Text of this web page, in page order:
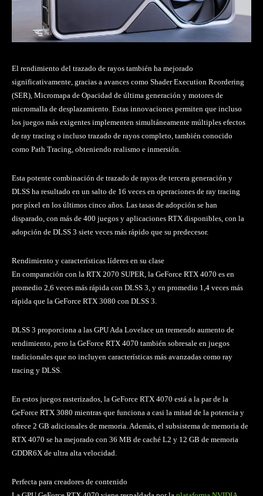
El rendimiento del trazado de rayos también ha mejorado
significativamente, gracias a avances como Shader Execution Reordering
(SER), Micromapa de Opacidad de última generación y motores de
micromalla de desplazamiento. Estas innovaciones permiten que incluso
los juegos más exigentes implementen simultáneamente múltiples efectos
de ray tracing o incluso trazado de rayos completo, también conocido
como Path Tracing, obteniendo realismo e inmersión.
Esta potente combinación de trazado de rayos de tercera generación y
DLSS ha resultado en un salto de 16 veces en operaciones de ray tracing
por píxel en los últimos cinco años. Las tasas de adopción se han
disparado, con más de 400 juegos y aplicaciones RTX disponibles, con la
adopción de DLSS 3 siete veces más rápido que su predecesor.
Rendimiento y características líderes en su clase
En comparación con la RTX 2070 SUPER, la GeForce RTX 4070 es en
promedio 2,6 veces más rápida con DLSS 3, y en promedio 1,4 veces más
rápida que la GeForce RTX 3080 con DLSS 3.
DLSS 3 proporciona a las GPU Ada Lovelace un tremendo aumento de
rendimiento, pero la GeForce RTX 4070 también sobresale en juegos
tradicionales que no incluyen características más avanzadas como ray
tracing y DLSS.
En estos juegos rasterizados, la GeForce RTX 4070 está a la par de la
GeForce RTX 3080 mientras que funciona a casi la mitad de la potencia y
ofrece 2 GB adicionales de memoria. Además, el subsistema de memoria de
RTX 4070 se ha mejorado con 36 MB de caché L2 y 12 GB de memoria
GDDR6X de ultra alta velocidad.
Perfecta para creadores de contenido